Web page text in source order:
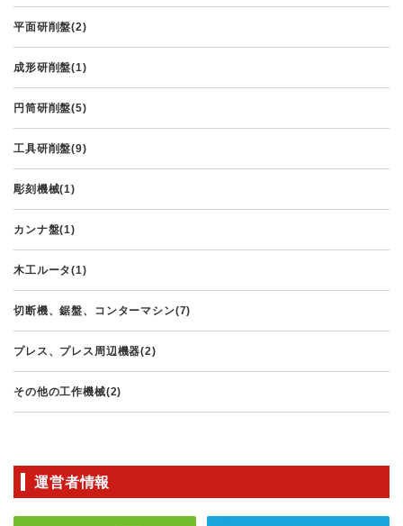
平面研削盤(2)
成形研削盤(1)
円筒研削盤(5)
工具研削盤(9)
彫刻機械(1)
カンナ盤(1)
木工ルータ(1)
切断機、鋸盤、コンターマシン(7)
プレス、プレス周辺機器(2)
その他の工作機械(2)
運営者情報